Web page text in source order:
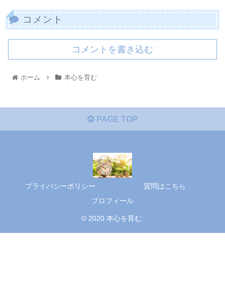
コメント
コメントを書き込む
ホーム 本心を育む
PAGE TOP
プライバシーポリシー
質問はこちら
プロフィール
© 2020 本心を育む.